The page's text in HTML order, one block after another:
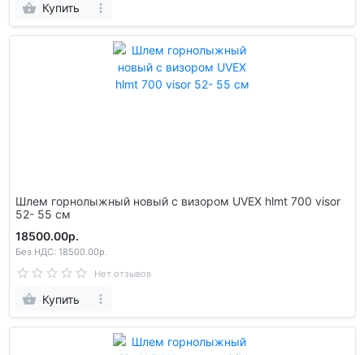
Купить
Шлем гoрнолыжный новый с визором UVEX hlmt 700 visor
52- 55 см
18500.00р.
Без НДС: 18500.00р.
Нет отзывов
Купить